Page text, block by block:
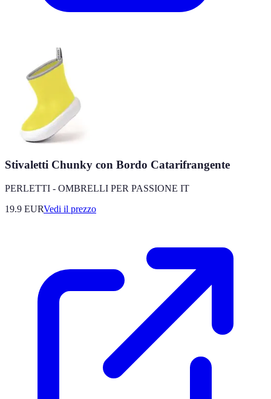
Stivaletti Chunky con Bordo Catarifrangente
PERLETTI - OMBRELLI PER PASSIONE IT
19.9 EURVedi il prezzo